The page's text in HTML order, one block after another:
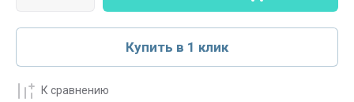
Купить в 1 клик
К сравнению